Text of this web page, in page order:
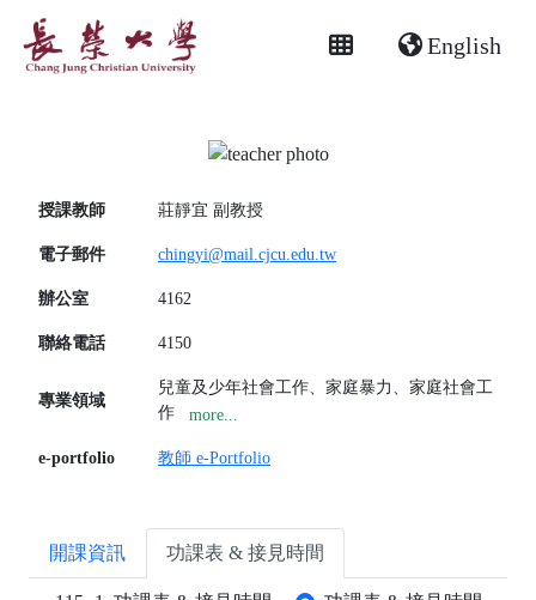
English
授課教師 莊靜宜 副教授
電子郵件 chingyi@mail.cjcu.edu.tw
辦公室 4162
聯絡電話 4150
專業領域
兒童及少年社會工作、家庭暴力、家庭社會工
作
more...
e-portfolio 教師 e-Portfolio
開課資訊 功課表 & 接見時間